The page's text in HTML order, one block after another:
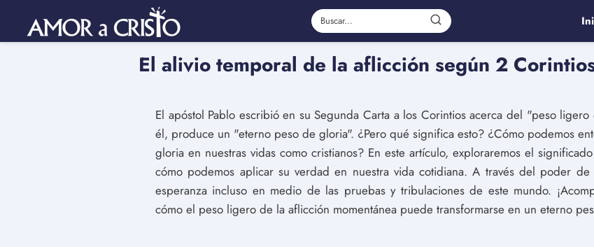
El alivio temporal de la aflicción según 2
El apóstol Pablo escribió en su Segunda Carta a los Corintios acerca del "peso
él, produce un "eterno peso de gloria". ¿Pero qué significa esto? ¿Cómo podemos
gloria en nuestras vidas como cristianos? En este artículo, exploraremos el
cómo podemos aplicar su verdad en nuestra vida cotidiana. A través del poder
esperanza incluso en medio de las pruebas y tribulaciones de este mundo.
cómo el peso ligero de la aflicción momentánea puede transformarse en un eterno